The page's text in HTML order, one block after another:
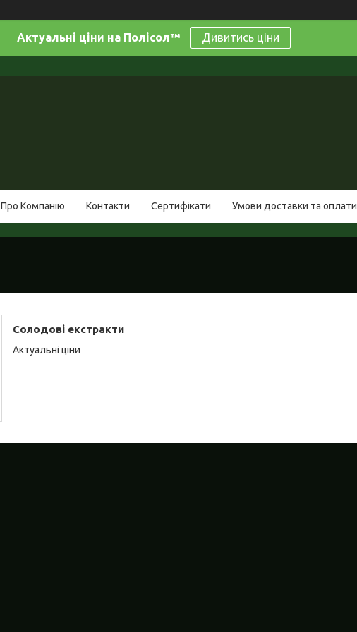
Актуальні ціни на Полісол™ Дивитись ціни
Про Компанію Контакти Сертифікати Умови доставки та оплати
Солодові екстракти
Актуальні ціни